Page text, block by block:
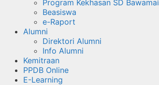
Program Kekhasan SD Bawamai
Beasiswa
e-Raport
Alumni
Direktori Alumni
Info Alumni
Kemitraan
PPDB Online
E-Learning